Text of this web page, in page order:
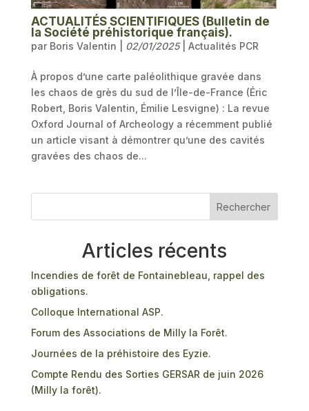
ACTUALITÉS SCIENTIFIQUES (Bulletin de
la Société préhistorique français).
par Boris Valentin 02/01/2025| Actualités PCR
À propos d’une carte paléolithique gravée dans
les chaos de grès du sud de l’Île-de-France (Éric
Robert, Boris Valentin, Émilie Lesvigne) : La revue
Oxford Journal of Archeology a récemment publié
un article visant à démontrer qu’une des cavités
gravées des chaos de...
Rechercher
Articles récents
Incendies de forêt de Fontainebleau, rappel des
obligations.
Colloque International ASP.
Forum des Associations de Milly la Forêt.
Journées de la préhistoire des Eyzie.
Compte Rendu des Sorties GERSAR de juin 2026
(Milly la forêt).